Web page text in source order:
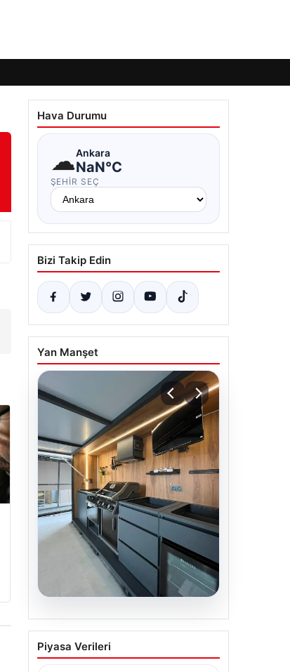
Hava Durumu
☁Ankara
NaN°C
ŞEHIR SEÇ
Bizi Takip Edin
Yan Manşet
04.08.2026
Bahçe Mutfakları ve Şık
Yaşam Alanları
Piyasa Verileri